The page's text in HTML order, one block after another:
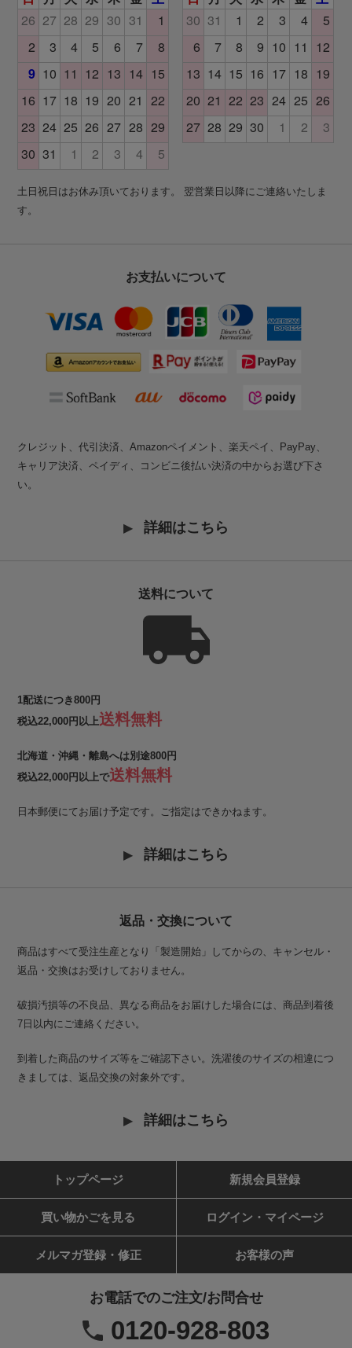
土日祝日はお休み頂いております。 翌営業日以降にご連絡いたしま
す。
お支払いについて
クレジット、代引決済、Amazonペイメント、楽天ペイ、PayPay、
キャリア決済、ペイディ、コンビニ後払い決済の中からお選び下さ
い。
詳細はこちら
送料について
1配送につき800円
税込22,000円以上送料無料
北海道・沖縄・離島へは別途800円
税込22,000円以上で送料無料
日本郵便にてお届け予定です。ご指定はできかねます。
詳細はこちら
返品・交換について
商品はすべて受注生産となり「製造開始」してからの、キャンセル・
返品・交換はお受けしておりません。
破損汚損等の不良品、異なる商品をお届けした場合には、商品到着後
7日以内にご連絡ください。
到着した商品のサイズ等をご確認下さい。洗濯後のサイズの相違につ
きましては、返品交換の対象外です。
詳細はこちら
トップページ 新規会員登録
買い物かごを見る ログイン・マイページ
メルマガ登録・修正 お客様の声
お電話でのご注文/お問合せ
0120-928-803